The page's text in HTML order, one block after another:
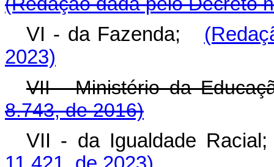
VI - da Fazenda;
2023)
VII - Ministério da
8.743, de 2016)
VII - da Igualdade Racial;